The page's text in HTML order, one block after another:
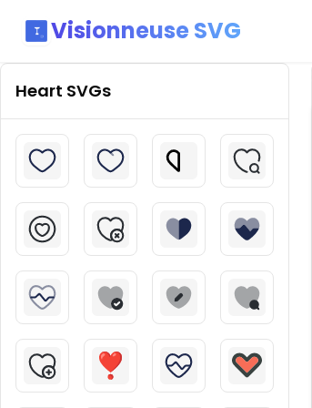
Visionneuse SVG
Heart SVGs